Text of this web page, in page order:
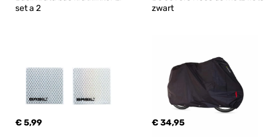
set a 2
€ 5,99
zwart
€ 34,95